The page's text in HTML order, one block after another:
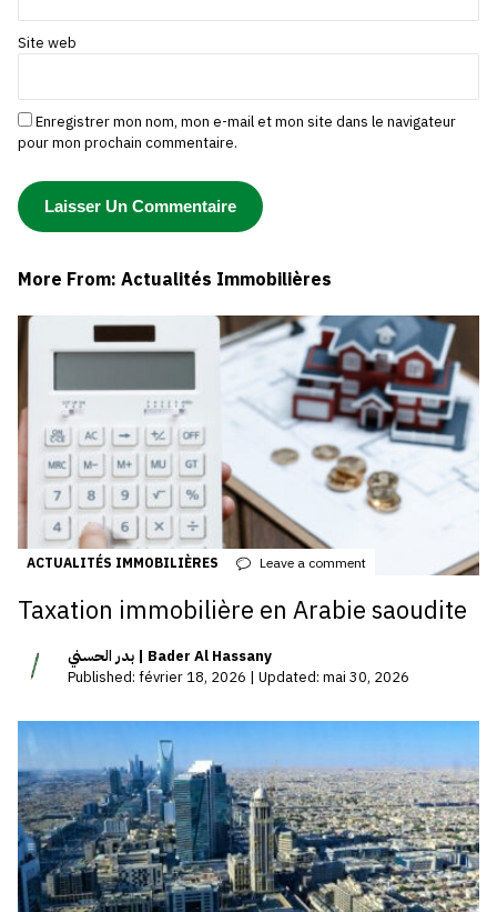
Site web
Enregistrer mon nom, mon e-mail et mon site dans le navigateur
pour mon prochain commentaire.
More From: Actualités Immobilières
ACTUALITÉS IMMOBILIÈRES Leave a comment
Taxation immobilière en Arabie saoudite
بدر الحسني | Bader Al Hassany
Published: février 18, 2026 | Updated: mai 30, 2026